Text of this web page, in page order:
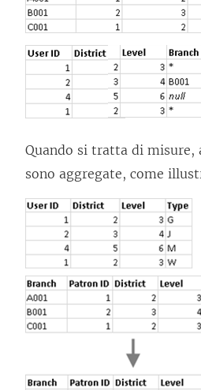
Quando si tratta di misure,
sono aggregate, come